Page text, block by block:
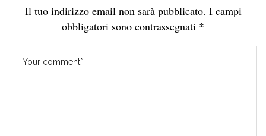
Il tuo indirizzo email non sarà pubblicato. I campi
obbligatori sono contrassegnati *